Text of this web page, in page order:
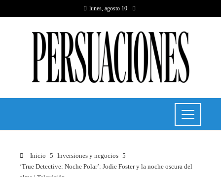
lunes, agosto 10
Inicio
Inversiones y negocios
‘True Detective: Noche Polar’: Jodie Foster y la noche oscura del